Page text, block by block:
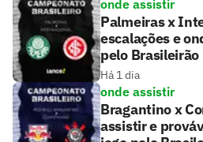
onde assistir
Palmeiras x
escalações e
pelo Brasileirão
Há 1 dia
onde assistir
Bragantino x
assistir e